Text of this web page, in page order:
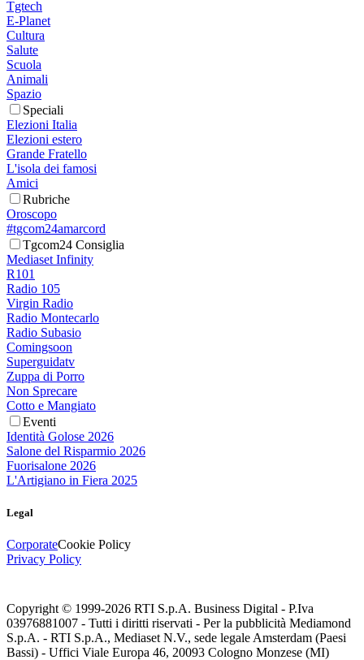
Tgtech
E-Planet
Cultura
Salute
Scuola
Animali
Spazio
Speciali
Elezioni Italia
Elezioni estero
Grande Fratello
L'isola dei famosi
Amici
Rubriche
Oroscopo
#tgcom24amarcord
Tgcom24 Consiglia
Mediaset Infinity
R101
Radio 105
Virgin Radio
Radio Montecarlo
Radio Subasio
Comingsoon
Superguidatv
Zuppa di Porro
Non Sprecare
Cotto e Mangiato
Eventi
Identità Golose 2026
Salone del Risparmio 2026
Fuorisalone 2026
L'Artigiano in Fiera 2025
Legal
CorporateCookie Policy
Privacy Policy
Copyright © 1999-2026 RTI S.p.A. Business Digital - P.Iva
03976881007 - Tutti i diritti riservati - Per la pubblicità Mediamond
S.p.A. - RTI S.p.A., Mediaset N.V., sede legale Amsterdam (Paesi
Bassi) - Uffici Viale Europa 46, 20093 Cologno Monzese (MI)